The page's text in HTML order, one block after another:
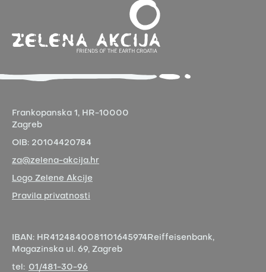
Frankopanska 1, HR-10000
Zagreb
OIB: 20104420784
za@zelena-akcija.hr
Logo Zelene Akcije
Pravila privatnosti
IBAN: HR4124840081101645974 Reiffeisenbank,
Magazinska ul. 69, Zagreb
tel: 01/481-30-96